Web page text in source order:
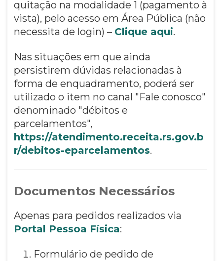
quitação na modalidade 1 (pagamento à
vista), pelo acesso em Área Pública (não
necessita de login) – Clique aqui.
Nas situações em que ainda
persistirem dúvidas relacionadas à
forma de enquadramento, poderá ser
utilizado o item no canal "Fale conosco"
denominado "débitos e
parcelamentos",
https://atendimento.receita.rs.gov.b
r/debitos-eparcelamentos.
Documentos Necessários
Apenas para pedidos realizados via
Portal Pessoa Física:
Formulário de pedido de